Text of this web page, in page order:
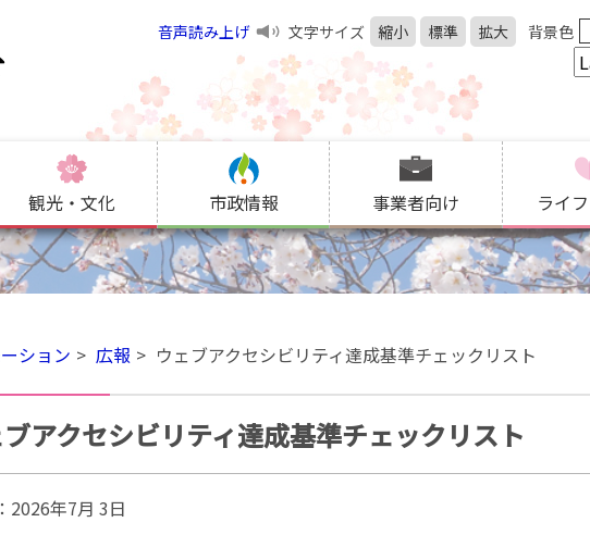
音声読み上げ 文字サイズ 縮小 標準 拡大 背景色
観光・文化 市政情報 事業者向け ライ
ション 広報 ウェブアクセシビリティ達成基準チェックリスト
アクセシビリティ達成基準チェックリスト
2026年7月 3日